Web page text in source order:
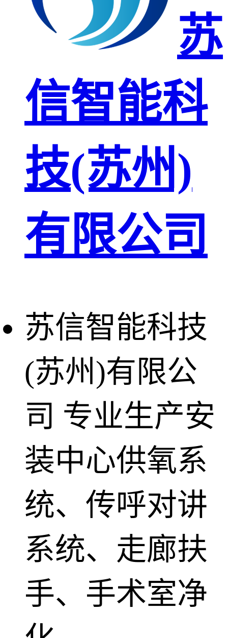
苏
信智能科
技(苏州)
有限公司
苏信智能科技
(苏州)有限公
司 专业生产安
装中心供氧系
统、传呼对讲
系统、走廊扶
手、手术室净